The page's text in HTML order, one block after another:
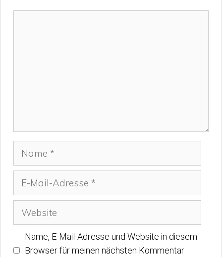
Adresse
Name, E-Mail-Adresse und Website in diesem
Browser für meinen nächsten Kommentar